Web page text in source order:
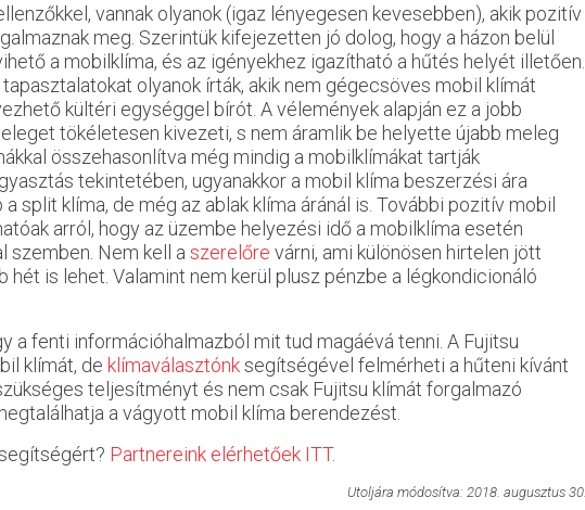
vannak olyanok (igaz lényegesen kevesebben), akik pozitív
meg. Szerintük kifejezetten jó dolog, hogy a házon belül
a mobilklíma, és az igényekhez igazítható a hűtés helyét illetően.
olyanok írták, akik nem gégecsöves mobil klímát
kültéri egységgel bírót. A vélemények alapján ez a jobb
tökéletesen kivezeti, s nem áramlik be helyette újabb meleg
összehasonlítva még mindig a mobilklímákat tartják
tekintetében, ugyanakkor a mobil klíma beszerzési ára
split klíma, de még az ablak klíma áránál is. További pozitív mobil
arról, hogy az üzembe helyezési idő a mobilklíma esetén
szemben. Nem kell a szerelőre várni, ami különösen hirtelen jött
hét is lehet. Valamint nem kerül plusz pénzbe a légkondicionáló
a fenti információhalmazból mit tud magáévá tenni. A Fujitsu
klímát, de klímaválasztónksegítségével felmérheti a hűteni kívánt
teljesítményt és nem csak Fujitsu klímát forgalmazó
a vágyott mobil klíma berendezést.
Partnereink elérhetőek ITT.
Utoljára módosítva: 2018. augusztus 30.